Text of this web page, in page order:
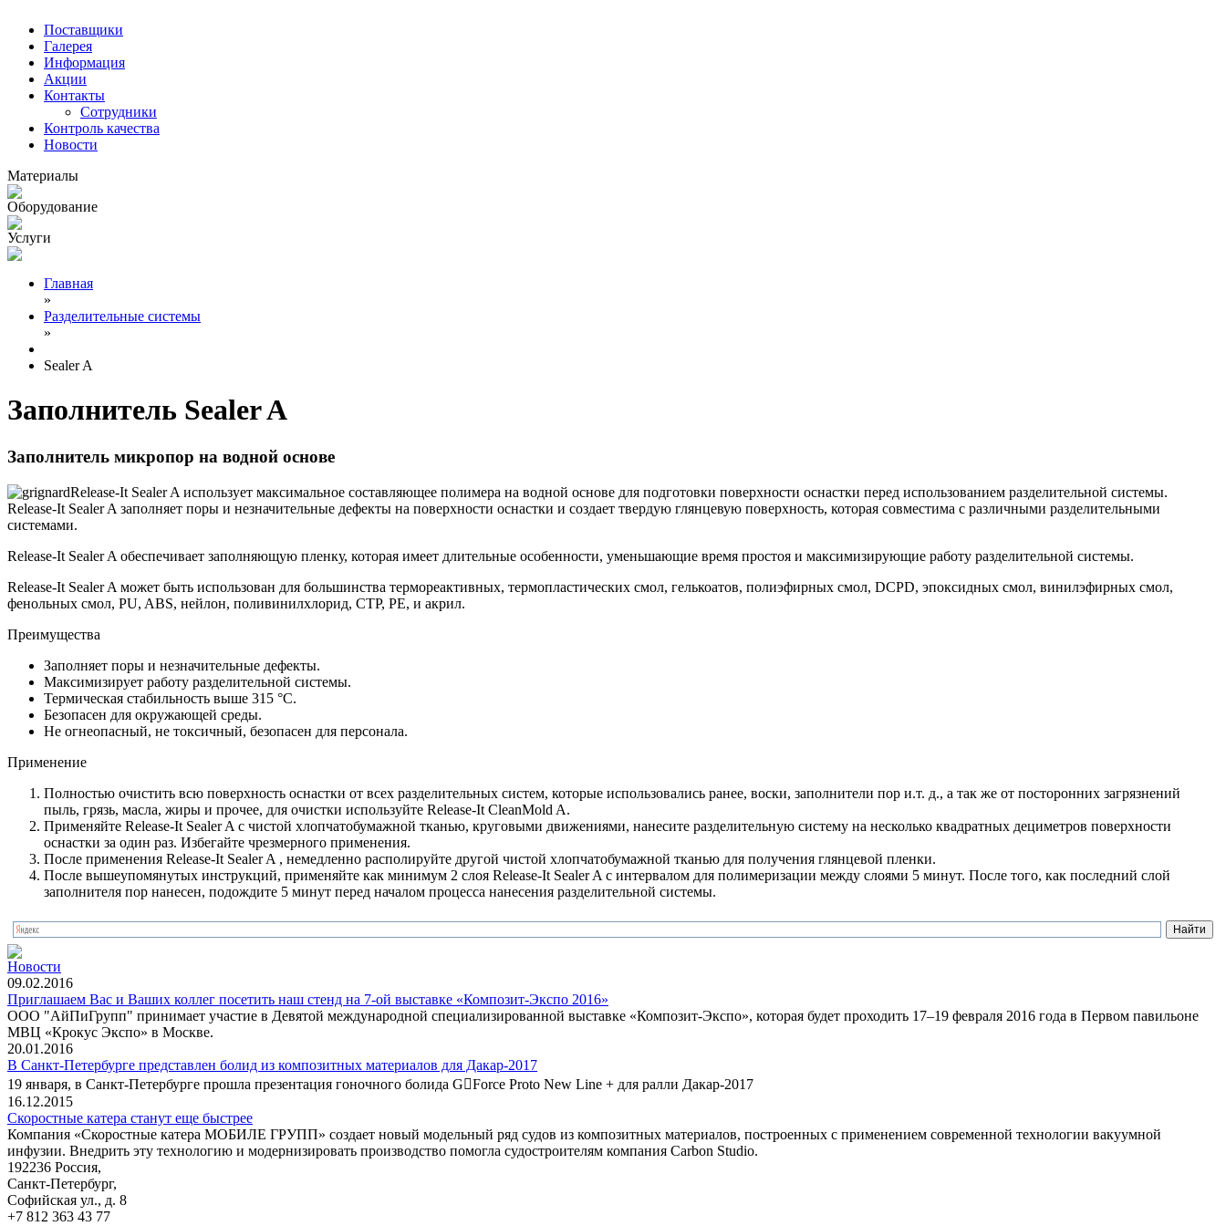
Поставщики
Галерея
Информация
Акции
Контакты
Сотрудники
Контроль качества
Новости
Материалы
Оборудование
Услуги
Главная
»
Разделительные системы
»
Sealer A
Заполнитель Sealer A
Заполнитель микропор на водной основе
Release-It Sealer A использует максимальное составляющее полимера на водной основе для подготовки поверхности оснастки перед использованием разделительной системы.
Release-It Sealer A заполняет поры и незначительные дефекты на поверхности оснастки и создает твердую глянцевую поверхность, которая совместима с различными разделительными
системами.
Release-It Sealer A обеспечивает заполняющую пленку, которая имеет длительные особенности, уменьшающие время простоя и максимизирующие работу разделительной системы.
Release-It Sealer A может быть использован для большинства термореактивных, термопластических смол, гелькоатов, полиэфирных смол, DCPD, эпоксидных смол, винилэфирных смол,
фенольных смол, PU, ABS, нейлон, поливинилхлорид, СТР, PE, и акрил.
Преимущества
Заполняет поры и незначительные дефекты.
Максимизирует работу разделительной системы.
Термическая стабильность выше 315 °С.
Безопасен для окружающей среды.
Не огнеопасный, не токсичный, безопасен для персонала.
Применение
Полностью очистить всю поверхность оснастки от всех разделительных систем, которые использовались ранее, воски, заполнители пор и.т. д., а так же от посторонних загрязнений
пыль, грязь, масла, жиры и прочее, для очистки используйте Release-It CleanMold A.
Применяйте Release-It Sealer A с чистой хлопчатобумажной тканью, круговыми движениями, нанесите разделительную систему на несколько квадратных дециметров поверхности
оснастки за один раз. Избегайте чрезмерного применения.
После применения Release-It Sealer A , немедленно располируйте другой чистой хлопчатобумажной тканью для получения глянцевой пленки.
После вышеупомянутых инструкций, применяйте как минимум 2 слоя Release-It Sealer A с интервалом для полимеризации между слоями 5 минут. После того, как последний слой
заполнителя пор нанесен, подождите 5 минут перед началом процесса нанесения разделительной системы.
Новости
09.02.2016
Приглашаем Вас и Ваших коллег посетить наш стенд на 7-ой выставке «Композит-Экспо 2016»
ООО "АйПиГрупп" принимает участие в Девятой международной специализированной выставке «Композит-Экспо», которая будет проходить 17–19 февраля 2016 года в Первом павильоне
МВЦ «Крокус Экспо» в Москве.
20.01.2016
В Санкт-Петербурге представлен болид из композитных материалов для Дакар-2017
19 января, в Санкт-Петербурге прошла презентация гоночного болида G￾Force Proto New Line + для ралли Дакар-2017
16.12.2015
Скоростные катера станут еще быстрее
Компания «Скоростные катера МОБИЛЕ ГРУПП» создает новый модельный ряд судов из композитных материалов, построенных с применением современной технологии вакуумной
инфузии. Внедрить эту технологию и модернизировать производство помогла судостроителям компания Carbon Studio.
192236 Россия,
Санкт-Петербург,
Софийская ул., д. 8
+7 812 363 43 77